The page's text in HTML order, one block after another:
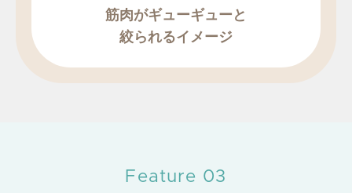
筋肉がギューギューと
絞られるイメージ
Feature 03